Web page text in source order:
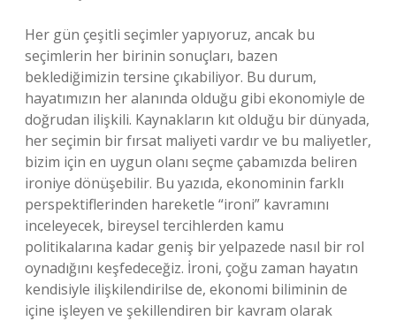
Her gün çeşitli seçimler yapıyoruz, ancak bu
seçimlerin her birinin sonuçları, bazen
beklediğimizin tersine çıkabiliyor. Bu durum,
hayatımızın her alanında olduğu gibi ekonomiyle de
doğrudan ilişkili. Kaynakların kıt olduğu bir dünyada,
her seçimin bir fırsat maliyeti vardır ve bu maliyetler,
bizim için en uygun olanı seçme çabamızda beliren
ironiye dönüşebilir. Bu yazıda, ekonominin farklı
perspektiflerinden hareketle “ironi” kavramını
inceleyecek, bireysel tercihlerden kamu
politikalarına kadar geniş bir yelpazede nasıl bir rol
oynadığını keşfedeceğiz. İroni, çoğu zaman hayatın
kendisiyle ilişkilendirilse de, ekonomi biliminin de
içine işleyen ve şekillendiren bir kavram olarak